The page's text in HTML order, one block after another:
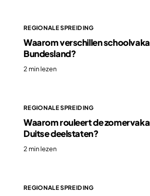
REGIONALE SPREIDING
Waarom verschillen
Bundesland?
2 min lezen
REGIONALE SPREIDING
Waarom rouleert de
Duitse deelstaten?
2 min lezen
REGIONALE SPREIDING